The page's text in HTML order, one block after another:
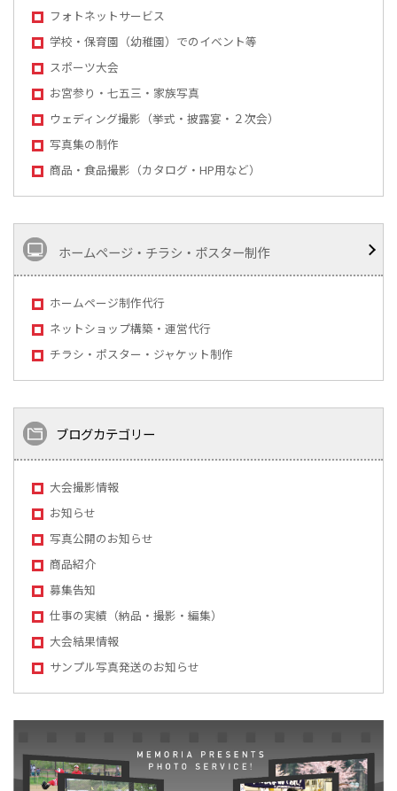
フォトネットサービス
学校・保育園（幼稚園）でのイベント等
スポーツ大会
お宮参り・七五三・家族写真
ウェディング撮影（挙式・披露宴・２次会）
写真集の制作
商品・食品撮影（カタログ・HP用など）
ホームページ・チラシ・ポスター制作
ホームページ制作代行
ネットショップ構築・運営代行
チラシ・ポスター・ジャケット制作
ブログカテゴリー
大会撮影情報
お知らせ
写真公開のお知らせ
商品紹介
募集告知
仕事の実績（納品・撮影・編集）
大会結果情報
サンプル写真発送のお知らせ